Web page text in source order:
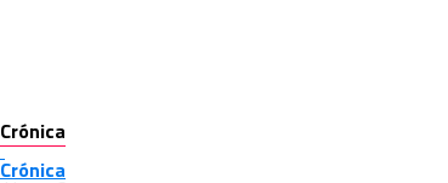
Crónica
Crónica